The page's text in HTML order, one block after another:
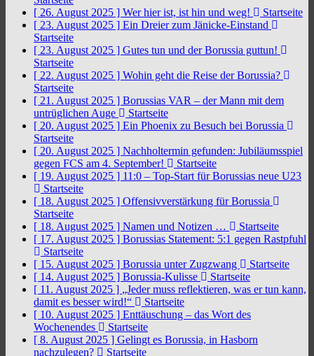
[ 26. August 2025 ] Wer hier ist, ist hin und weg!
Startseite
[ 23. August 2025 ] Ein Dreier zum Jänicke-Einstand
Startseite
[ 23. August 2025 ] Gutes tun und der Borussia guttun!
Startseite
[ 22. August 2025 ] Wohin geht die Reise der Borussia?
Startseite
[ 21. August 2025 ] Borussias VAR – der Mann mit dem
untrüglichen Auge
Startseite
[ 20. August 2025 ] Ein Phoenix zu Besuch bei Borussia
Startseite
[ 20. August 2025 ] Nachholtermin gefunden: Jubiläumsspiel
gegen FCS am 4. September!
Startseite
[ 19. August 2025 ] 11:0 – Top-Start für Borussias neue U23
Startseite
[ 18. August 2025 ] Offensivverstärkung für Borussia
Startseite
[ 18. August 2025 ] Namen und Notizen …
Startseite
[ 17. August 2025 ] Borussias Statement: 5:1 gegen Rastpfuhl
Startseite
[ 15. August 2025 ] Borussia unter Zugzwang
Startseite
[ 14. August 2025 ] Borussia-Kulisse
Startseite
[ 11. August 2025 ] „Jeder muss reflektieren, was er tun kann,
damit es besser wird!“
Startseite
[ 10. August 2025 ] Enttäuschung – das Wort des
Wochenendes
Startseite
[ 8. August 2025 ] Gelingt es Borussia, in Hasborn
nachzulegen?
Startseite